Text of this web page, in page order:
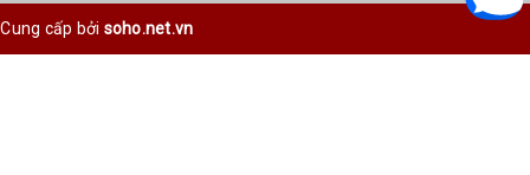
Cung cấp bởi soho.net.vn